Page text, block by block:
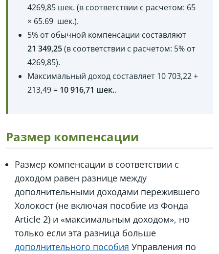
4269,85 шек. (в соответствии с расчетом: 65
× ‏ 65.69 шек.).
5% от обычной компенсации составляют
21 349,25(в соответствии с расчетом: 5% от
4269,85).
Максимальный доход составляет 10 703,22 +
213,49 = 10 916,71 шек..
Размер компенсации
Размер компенсации в соответствии с
доходом равен разнице между
дополнительными доходами пережившего
Холокост (не включая пособие из Фонда
Article 2) и «максимальным доходом», но
только если эта разница больше
дополнительного пособия Управления по